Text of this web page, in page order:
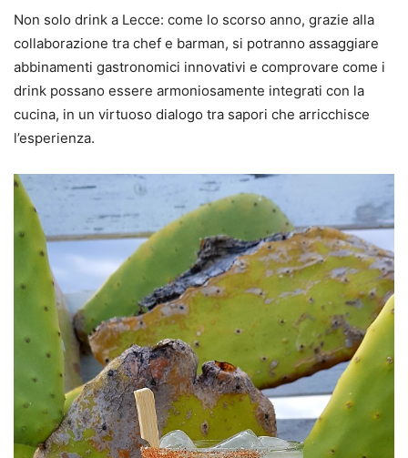
Non solo drink a Lecce: come lo scorso anno, grazie alla
collaborazione tra chef e barman, si potranno assaggiare
abbinamenti gastronomici innovativi e comprovare come i
drink possano essere armoniosamente integrati con la
cucina, in un virtuoso dialogo tra sapori che arricchisce
l’esperienza.